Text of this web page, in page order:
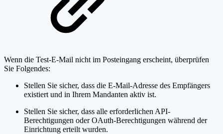
Wenn die Test-E-Mail nicht im Posteingang erscheint, überprüfen
Sie Folgendes:
Stellen Sie sicher, dass die E-Mail-Adresse des Empfängers
existiert und in Ihrem Mandanten aktiv ist.
Stellen Sie sicher, dass alle erforderlichen API-
Berechtigungen oder OAuth-Berechtigungen während der
Einrichtung erteilt wurden.